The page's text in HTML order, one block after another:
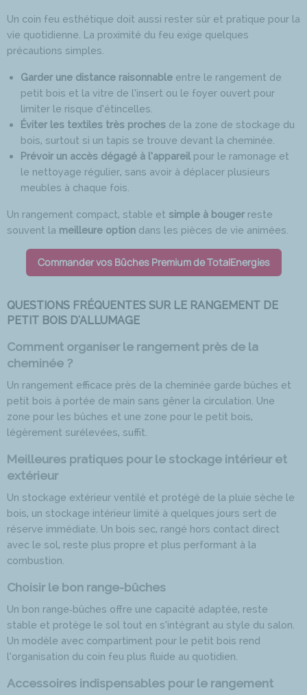
Un coin feu esthétique doit aussi rester sûr et pratique pour la
vie quotidienne. La proximité du feu exige quelques
précautions simples.
Garder une distance raisonnable entre le rangement de
petit bois et la vitre de l’insert ou le foyer ouvert pour
limiter le risque d’étincelles.
Éviter les textiles très proches de la zone de stockage du
bois, surtout si un tapis se trouve devant la cheminée.
Prévoir un accès dégagé à l’appareil pour le ramonage et
le nettoyage régulier, sans avoir à déplacer plusieurs
meubles à chaque fois.
Un rangement compact, stable et simple à bouger reste
souvent la meilleure option dans les pièces de vie animées.
Commander vos Bûches Premium de TotalEnergies
QUESTIONS FRÉQUENTES SUR LE RANGEMENT DE
PETIT BOIS D'ALLUMAGE
Comment organiser le rangement près de la
cheminée ?
Un rangement efficace près de la cheminée garde bûches et
petit bois à portée de main sans gêner la circulation. Une
zone pour les bûches et une zone pour le petit bois,
légèrement surélevées, suffit.
Meilleures pratiques pour le stockage intérieur et
extérieur
Un stockage extérieur ventilé et protégé de la pluie sèche le
bois, un stockage intérieur limité à quelques jours sert de
réserve immédiate. Un bois sec, rangé hors contact direct
avec le sol, reste plus propre et plus performant à la
combustion.
Choisir le bon range-bûches
Un bon range‑bûches offre une capacité adaptée, reste
stable et protège le sol tout en s’intégrant au style du salon.
Un modèle avec compartiment pour le petit bois rend
l’organisation du coin feu plus fluide au quotidien.
Accessoires indispensables pour le rangement